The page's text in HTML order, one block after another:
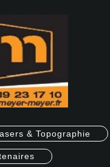
& Topographie